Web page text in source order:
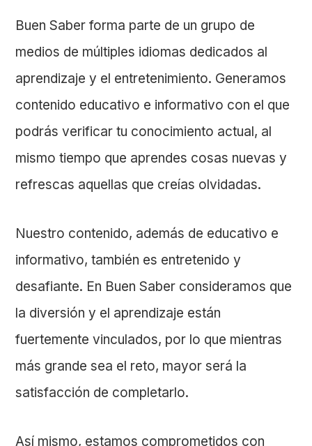
Buen Saber forma parte de un grupo de
medios de múltiples idiomas dedicados al
aprendizaje y el entretenimiento. Generamos
contenido educativo e informativo con el que
podrás verificar tu conocimiento actual, al
mismo tiempo que aprendes cosas nuevas y
refrescas aquellas que creías olvidadas.
Nuestro contenido, además de educativo e
informativo, también es entretenido y
desafiante. En Buen Saber consideramos que
la diversión y el aprendizaje están
fuertemente vinculados, por lo que mientras
más grande sea el reto, mayor será la
satisfacción de completarlo.
Así mismo, estamos comprometidos con